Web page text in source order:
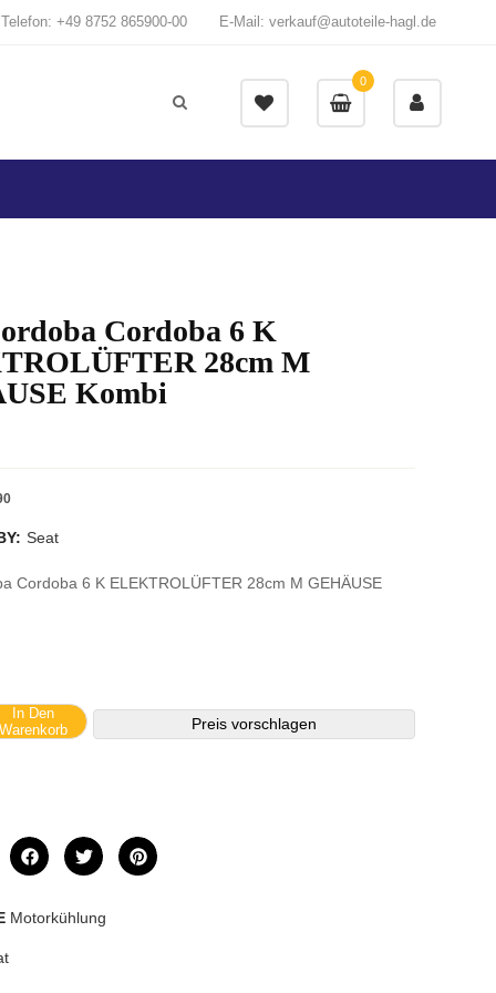
Telefon: +49 8752 865900-00 E-Mail: verkauf@autoteile-hagl.de
0
Cordoba 6 K
28cm M
Kombi
Seat
Cordoba 6 K ELEKTROLÜFTER 28cm M GEHÄUSE
In Den
Preis vorschlagen
Motorkühlung